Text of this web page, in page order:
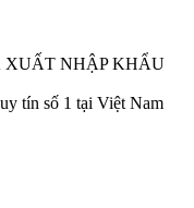
XUẤT NHẬP KHẨU
tín số 1 tại Việt Nam